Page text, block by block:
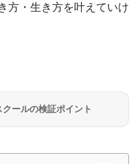
方・生き方を叶えていけ
ールの検証ポイント